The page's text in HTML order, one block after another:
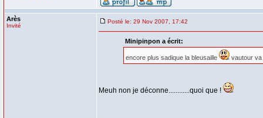
Arès
Invité
Posté le: 29 Nov 2007, 17:42
Minipinpon a écrit:
encore plus sadique la bleusaille vautour va
Meuh non je déconne............quoi que !